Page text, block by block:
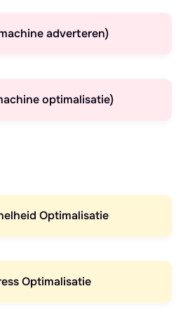
adverteren)
optimalisatie)
Optimalisatie
Optimalisatie